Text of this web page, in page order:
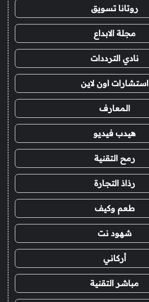
روتانا تسويق
مجلة الابداع
نادي الترددات
استشارات اون لاين
المعارف
هيدب فيديو
رمح التقنية
رذاذ التجارة
طعم وكيف
شهود نت
أركاني
مباشر التقنية